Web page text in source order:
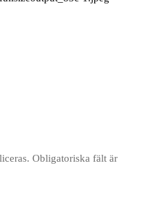
Obligatoriska fält är